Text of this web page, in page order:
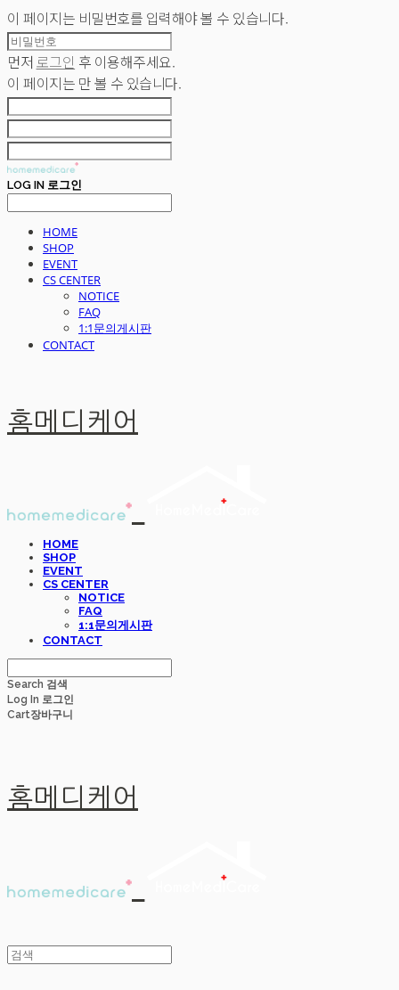
이 페이지는 비밀번호를 입력해야 볼 수 있습니다.
먼저 로그인 후 이용해주세요.
이 페이지는 만 볼 수 있습니다.
LOG IN 로그인
HOME
SHOP
EVENT
CS CENTER
NOTICE
FAQ
1:1문의게시판
CONTACT
홈메디케어
HOME
SHOP
EVENT
CS CENTER
NOTICE
FAQ
1:1문의게시판
CONTACT
Search 검색
Log In 로그인
Cart장바구니
홈메디케어